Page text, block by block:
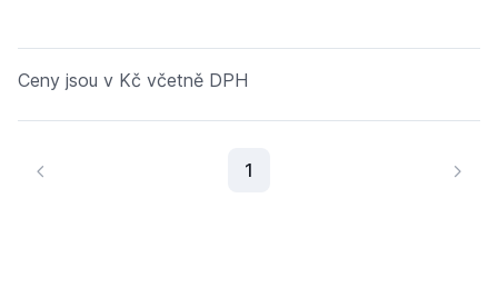
Ceny jsou v Kč včetně DPH
1